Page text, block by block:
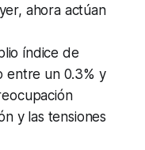
ahora actúan
índice de
entre un 0.3% y
y las tensiones